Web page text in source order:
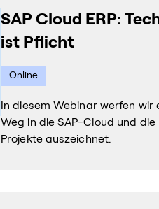
SAP Cloud ERP:
ist Pflicht
Online
In diesem Webinar werfen
Weg in die SAP-Cloud und
Projekte auszeichnet.